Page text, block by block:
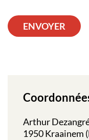
ENVOYER
Arthur
1950 Kraainem